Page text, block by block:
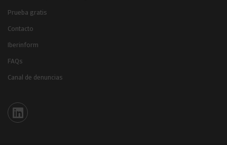
Prueba gratis
Contacto
Iberinform
FAQs
Canal de denuncias
Iberinform en Linkedin